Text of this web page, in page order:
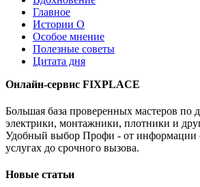
Главное
Истории О
Особое мнение
Полезные советы
Цитата дня
Онлайн-сервис FIXPLACE
Большая база проверенных мастеров по
электрики, монтажники, плотники и
Удобный выбор Профи - от информации
услугах до срочного вызова.
Новые статьи